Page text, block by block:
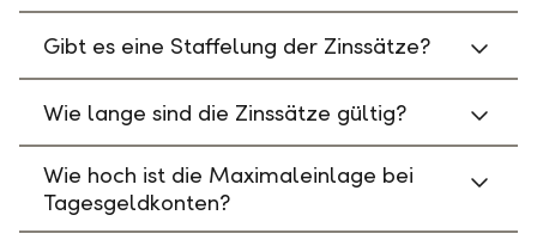
Gibt es eine Staffelung der Zinssätze?
Wie lange sind die Zinssätze gültig?
Wie hoch ist die Maximaleinlage bei
Tagesgeldkonten?